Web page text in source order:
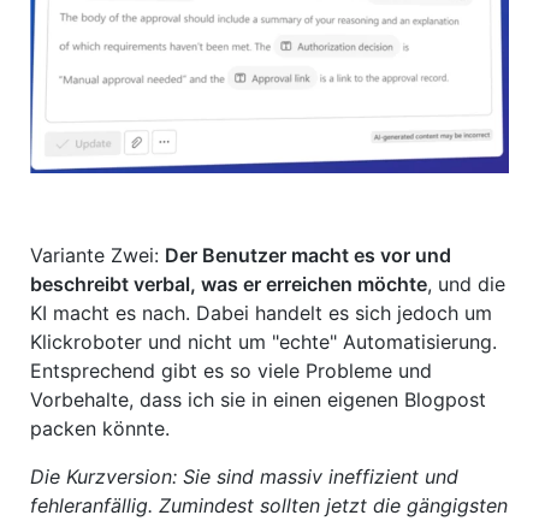
Variante Zwei: Der Benutzer macht es vor und
beschreibt verbal, was er erreichen möchte, und die
KI macht es nach. Dabei handelt es sich jedoch um
Klickroboter und nicht um "echte" Automatisierung.
Entsprechend gibt es so viele Probleme und
Vorbehalte, dass ich sie in einen eigenen Blogpost
packen könnte.
Die Kurzversion: Sie sind massiv ineffizient und
fehleranfällig. Zumindest sollten jetzt die gängigsten